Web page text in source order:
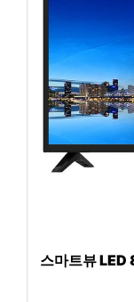
스마트뷰